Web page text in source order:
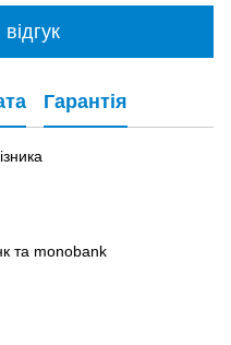
Гарантія
та monobank